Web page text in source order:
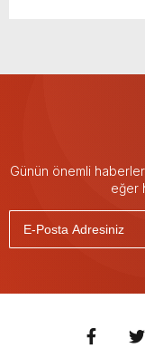
Günün önemli
eğer